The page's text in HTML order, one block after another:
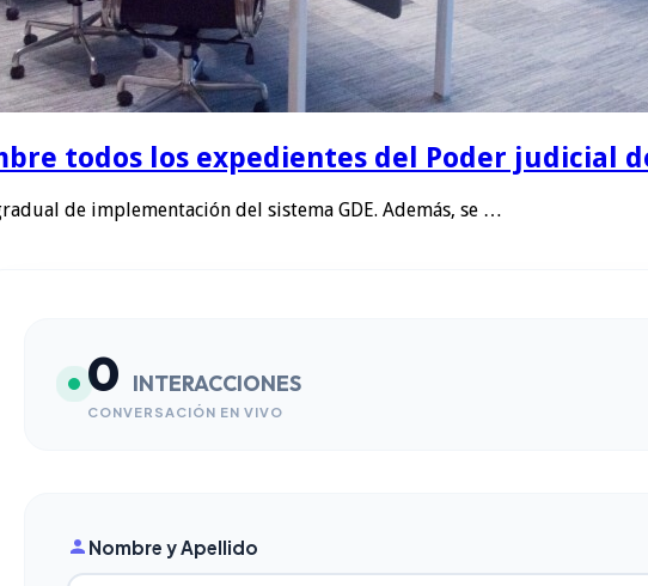
todos los expedientes del Poder judicial
de implementación del sistema GDE. Además, se …
0 INTERACCIONES
CONVERSACIÓN EN VIVO
Nombre y Apellido